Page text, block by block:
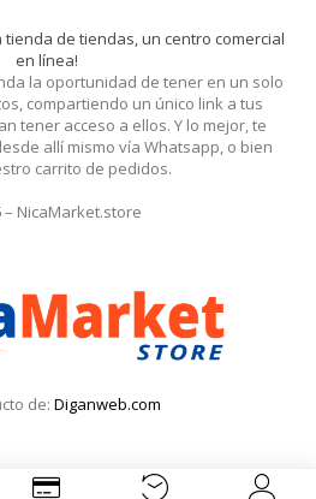
tienda de tiendas, un centro comercial
en línea!
la oportunidad de tener en un solo
compartiendo un único link a tus
tener acceso a ellos. Y lo mejor, te
allí mismo vía Whatsapp, o bien
carrito de pedidos.
NicaMarket.store
de: Diganweb.com